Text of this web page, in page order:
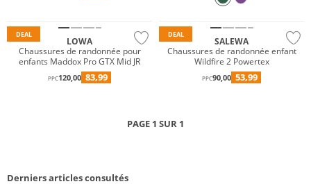
DEAL
LOWA
Chaussures de randonnée pour
enfants Maddox Pro GTX Mid JR
PPC120,00 83,99
DEAL
SALEWA
Chaussures de randonnée enfant
Wildfire 2 Powertex
PPC90,00 53,99
PAGE 1 SUR 1
Derniers articles consultés